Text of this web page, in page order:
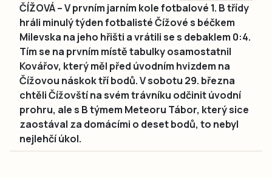
ČÍŽOVÁ – V prvním jarním kole fotbalové 1. B třídy
hráli minulý týden fotbalisté Čížové s béčkem
Milevska na jeho hřišti a vrátili se s debaklem 0:4.
Tím se na prvním místě tabulky osamostatnil
Kovářov, který měl před úvodním hvizdem na
Čížovou náskok tří bodů. V sobotu 29. března
chtěli Čížovští na svém trávníku odčinit úvodní
prohru, ale s B týmem Meteoru Tábor, který sice
zaostával za domácími o deset bodů, to nebyl
nejlehčí úkol.